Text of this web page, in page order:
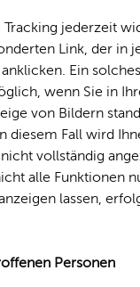
Tracking jederzeit
Link, der in
Ein
wenn Sie in
von Bildern
diesem Fall wird
vollständig
alle Funktionen
lassen,
Personen